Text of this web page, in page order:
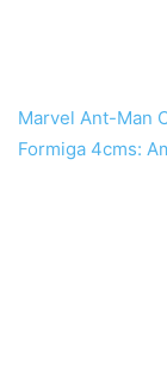
Marvel Ant-Man
Formiga 4cms: